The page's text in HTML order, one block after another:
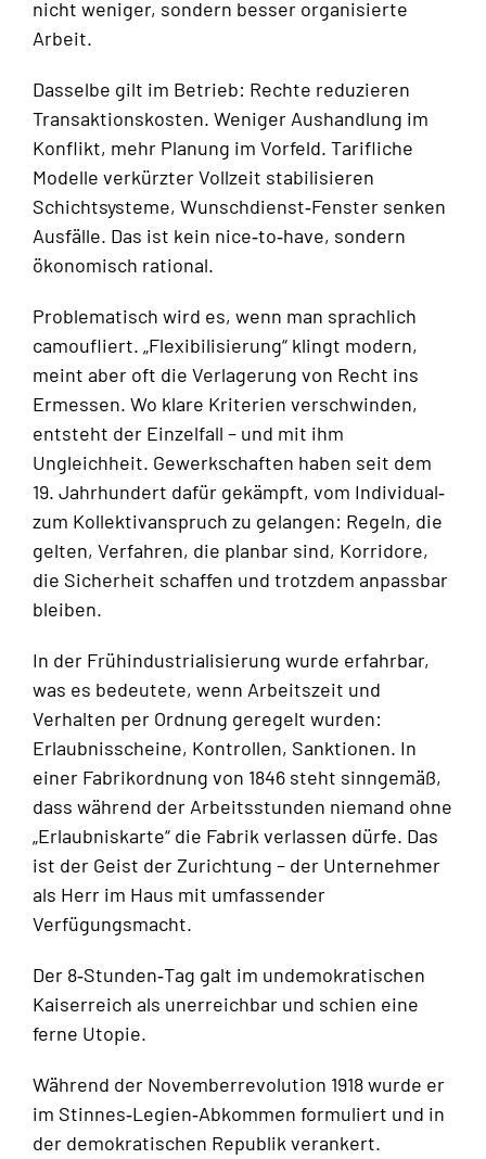
nicht weniger, sondern besser organisierte
Arbeit.
Dasselbe gilt im Betrieb: Rechte reduzieren
Transaktionskosten. Weniger Aushandlung im
Konflikt, mehr Planung im Vorfeld. Tarifliche
Modelle verkürzter Vollzeit stabilisieren
Schichtsysteme, Wunschdienst‑Fenster senken
Ausfälle. Das ist kein nice‑to‑have, sondern
ökonomisch rational.
Problematisch wird es, wenn man sprachlich
camoufliert. „Flexibilisierung“ klingt modern,
meint aber oft die Verlagerung von Recht ins
Ermessen. Wo klare Kriterien verschwinden,
entsteht der Einzelfall – und mit ihm
Ungleichheit. Gewerkschaften haben seit dem
19. Jahrhundert dafür gekämpft, vom Individual‑
zum Kollektivanspruch zu gelangen: Regeln, die
gelten, Verfahren, die planbar sind, Korridore,
die Sicherheit schaffen und trotzdem anpassbar
bleiben.
In der Frühindustrialisierung wurde erfahrbar,
was es bedeutete, wenn Arbeitszeit und
Verhalten per Ordnung geregelt wurden:
Erlaubnisscheine, Kontrollen, Sanktionen. In
einer Fabrikordnung von 1846 steht sinngemäß,
dass während der Arbeitsstunden niemand ohne
„Erlaubniskarte“ die Fabrik verlassen dürfe. Das
ist der Geist der Zurichtung – der Unternehmer
als Herr im Haus mit umfassender
Verfügungsmacht.
Der 8‑Stunden‑Tag galt im undemokratischen
Kaiserreich als unerreichbar und schien eine
ferne Utopie.
Während der Novemberrevolution 1918 wurde er
im Stinnes‑Legien‑Abkommen formuliert und in
der demokratischen Republik verankert.